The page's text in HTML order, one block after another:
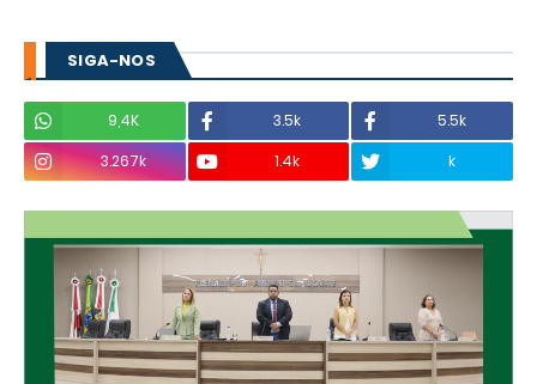
SIGA-NOS
9,4K 3.5k
5.5k
3.267k
1.4k k